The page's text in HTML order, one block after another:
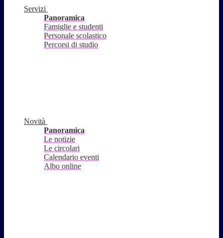
Servizi
Panoramica
Famiglie e studenti
Personale scolastico
Percorsi di studio
Novità
Panoramica
Le notizie
Le circolari
Calendario eventi
Albo online